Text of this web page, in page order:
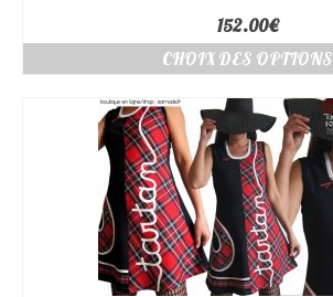
152.00€
CHOIX DES OPTIONS